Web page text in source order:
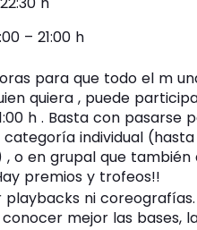
– 21:00 h
para que todo el m
quiera , puede
h . Basta con
categoría individual
o en grupal que
premios y trofeos!!
ni
mejor las bases,